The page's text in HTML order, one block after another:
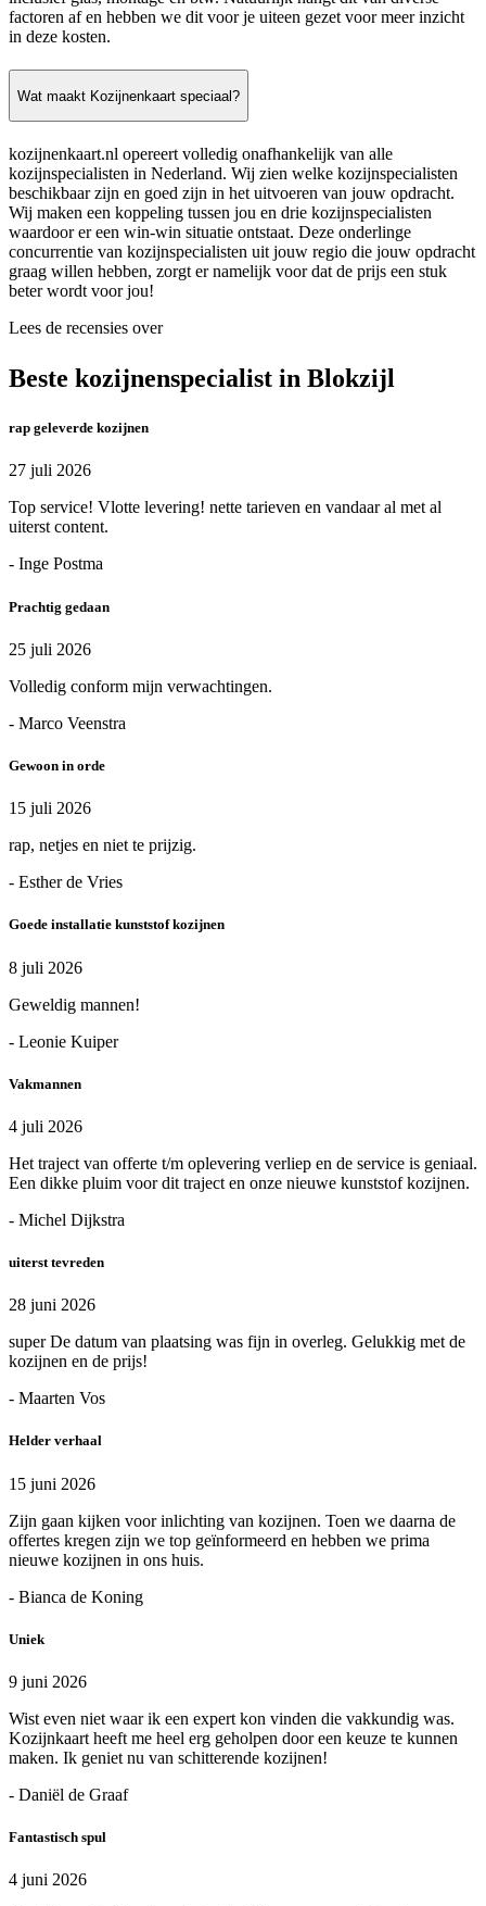
factoren af en hebben we dit voor je uiteen gezet voor meer inzicht
in deze kosten.
Wat maakt Kozijnenkaart speciaal?
kozijnenkaart.nl opereert volledig onafhankelijk van alle
kozijnspecialisten in Nederland. Wij zien welke kozijnspecialisten
beschikbaar zijn en goed zijn in het uitvoeren van jouw opdracht.
Wij maken een koppeling tussen jou en drie kozijnspecialisten
waardoor er een win-win situatie ontstaat. Deze onderlinge
concurrentie van kozijnspecialisten uit jouw regio die jouw opdracht
graag willen hebben, zorgt er namelijk voor dat de prijs een stuk
beter wordt voor jou!
Lees de recensies over
Beste kozijnenspecialist in Blokzijl
rap geleverde kozijnen
27 juli 2026
Top service! Vlotte levering! nette tarieven en vandaar al met al
uiterst content.
- Inge Postma
Prachtig gedaan
25 juli 2026
Volledig conform mijn verwachtingen.
- Marco Veenstra
Gewoon in orde
15 juli 2026
rap, netjes en niet te prijzig.
- Esther de Vries
Goede installatie kunststof kozijnen
8 juli 2026
Geweldig mannen!
- Leonie Kuiper
Vakmannen
4 juli 2026
Het traject van offerte t/m oplevering verliep en de service is geniaal.
Een dikke pluim voor dit traject en onze nieuwe kunststof kozijnen.
- Michel Dijkstra
uiterst tevreden
28 juni 2026
super De datum van plaatsing was fijn in overleg. Gelukkig met de
kozijnen en de prijs!
- Maarten Vos
Helder verhaal
15 juni 2026
Zijn gaan kijken voor inlichting van kozijnen. Toen we daarna de
offertes kregen zijn we top geïnformeerd en hebben we prima
nieuwe kozijnen in ons huis.
- Bianca de Koning
Uniek
9 juni 2026
Wist even niet waar ik een expert kon vinden die vakkundig was.
Kozijnkaart heeft me heel erg geholpen door een keuze te kunnen
maken. Ik geniet nu van schitterende kozijnen!
- Daniël de Graaf
Fantastisch spul
4 juni 2026